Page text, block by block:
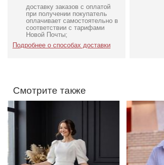
доставку заказов с оплатой
при получении покупатель
оплачивает самостоятельно в
соответствии с тарифами
Новой Почты;
Подробнее о способах доставки
Смотрите также
Белое платье миди с
открытой спиной и
пышными рукавами